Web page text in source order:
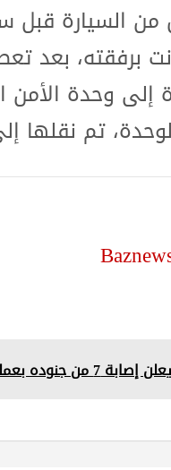
من السيارة قبل
برفقته، بعد
إلى وحدة الأمن
تم
re
بعملية صحراء الأنبار